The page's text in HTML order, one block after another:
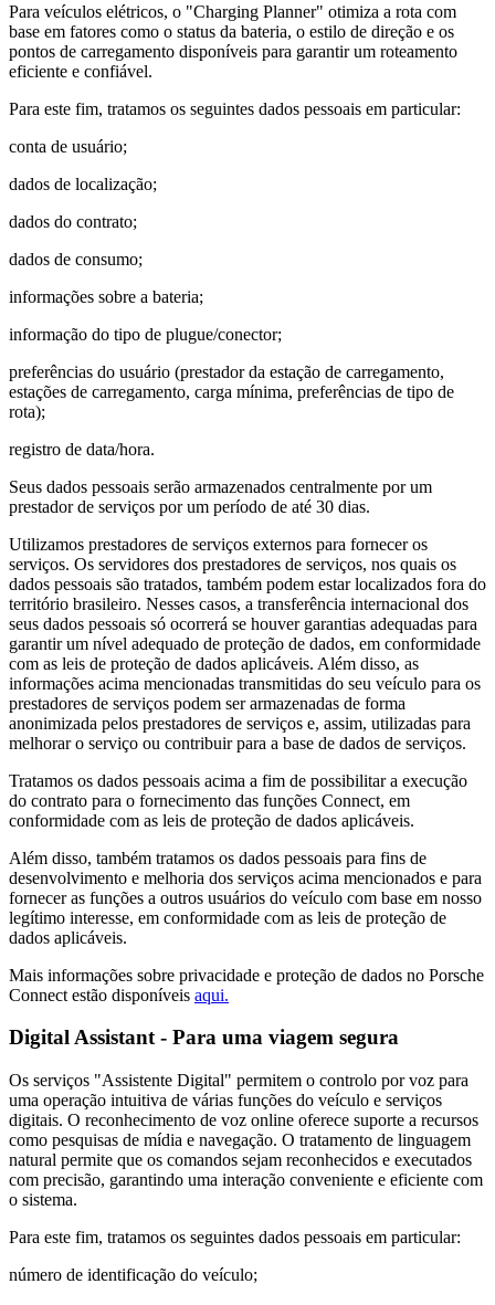
Para veículos elétricos, o "Charging Planner" otimiza a rota com
base em fatores como o status da bateria, o estilo de direção e os
pontos de carregamento disponíveis para garantir um roteamento
eficiente e confiável.
Para este fim, tratamos os seguintes dados pessoais em particular:
conta de usuário;
dados de localização;
dados do contrato;
dados de consumo;
informações sobre a bateria;
informação do tipo de plugue/conector;
preferências do usuário (prestador da estação de carregamento,
estações de carregamento, carga mínima, preferências de tipo de
rota);
registro de data/hora.
Seus dados pessoais serão armazenados centralmente por um
prestador de serviços por um período de até 30 dias.
Utilizamos prestadores de serviços externos para fornecer os
serviços. Os servidores dos prestadores de serviços, nos quais os
dados pessoais são tratados, também podem estar localizados fora do
território brasileiro. Nesses casos, a transferência internacional dos
seus dados pessoais só ocorrerá se houver garantias adequadas para
garantir um nível adequado de proteção de dados, em conformidade
com as leis de proteção de dados aplicáveis. Além disso, as
informações acima mencionadas transmitidas do seu veículo para os
prestadores de serviços podem ser armazenadas de forma
anonimizada pelos prestadores de serviços e, assim, utilizadas para
melhorar o serviço ou contribuir para a base de dados de serviços.
Tratamos os dados pessoais acima a fim de possibilitar a execução
do contrato para o fornecimento das funções Connect, em
conformidade com as leis de proteção de dados aplicáveis.
Além disso, também tratamos os dados pessoais para fins de
desenvolvimento e melhoria dos serviços acima mencionados e para
fornecer as funções a outros usuários do veículo com base em nosso
legítimo interesse, em conformidade com as leis de proteção de
dados aplicáveis.
Mais informações sobre privacidade e proteção de dados no Porsche
Connect estão disponíveis aqui.
Digital Assistant - Para uma viagem segura
Os serviços "Assistente Digital" permitem o controlo por voz para
uma operação intuitiva de várias funções do veículo e serviços
digitais. O reconhecimento de voz online oferece suporte a recursos
como pesquisas de mídia e navegação. O tratamento de linguagem
natural permite que os comandos sejam reconhecidos e executados
com precisão, garantindo uma interação conveniente e eficiente com
o sistema.
Para este fim, tratamos os seguintes dados pessoais em particular:
número de identificação do veículo;